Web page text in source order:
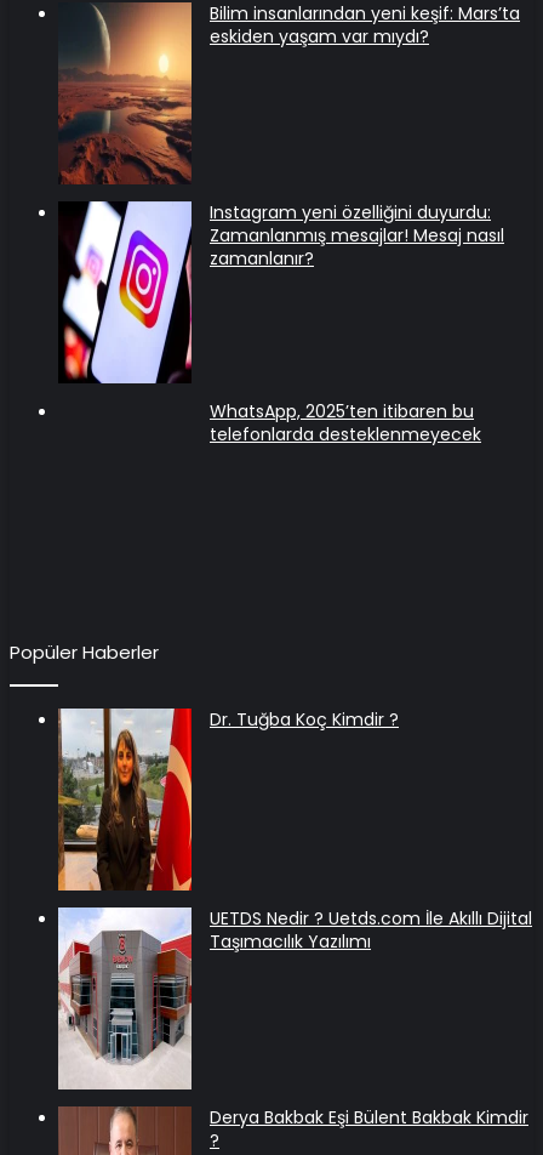
Bilim insanlarından yeni keşif: Mars’ta
eskiden yaşam var mıydı?
Instagram yeni özelliğini duyurdu:
Zamanlanmış mesajlar! Mesaj nasıl
zamanlanır?
WhatsApp, 2025’ten itibaren bu
telefonlarda desteklenmeyecek
Popüler Haberler
Dr. Tuğba Koç Kimdir ?
UETDS Nedir ? Uetds.com İle Akıllı Dijital
Taşımacılık Yazılımı
Derya Bakbak Eşi Bülent Bakbak Kimdir
?